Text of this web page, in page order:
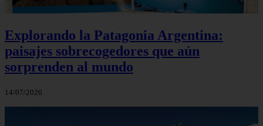
Explorando la Patagonia Argentina:
paisajes sobrecogedores que aún
sorprenden al mundo
14/07/2026